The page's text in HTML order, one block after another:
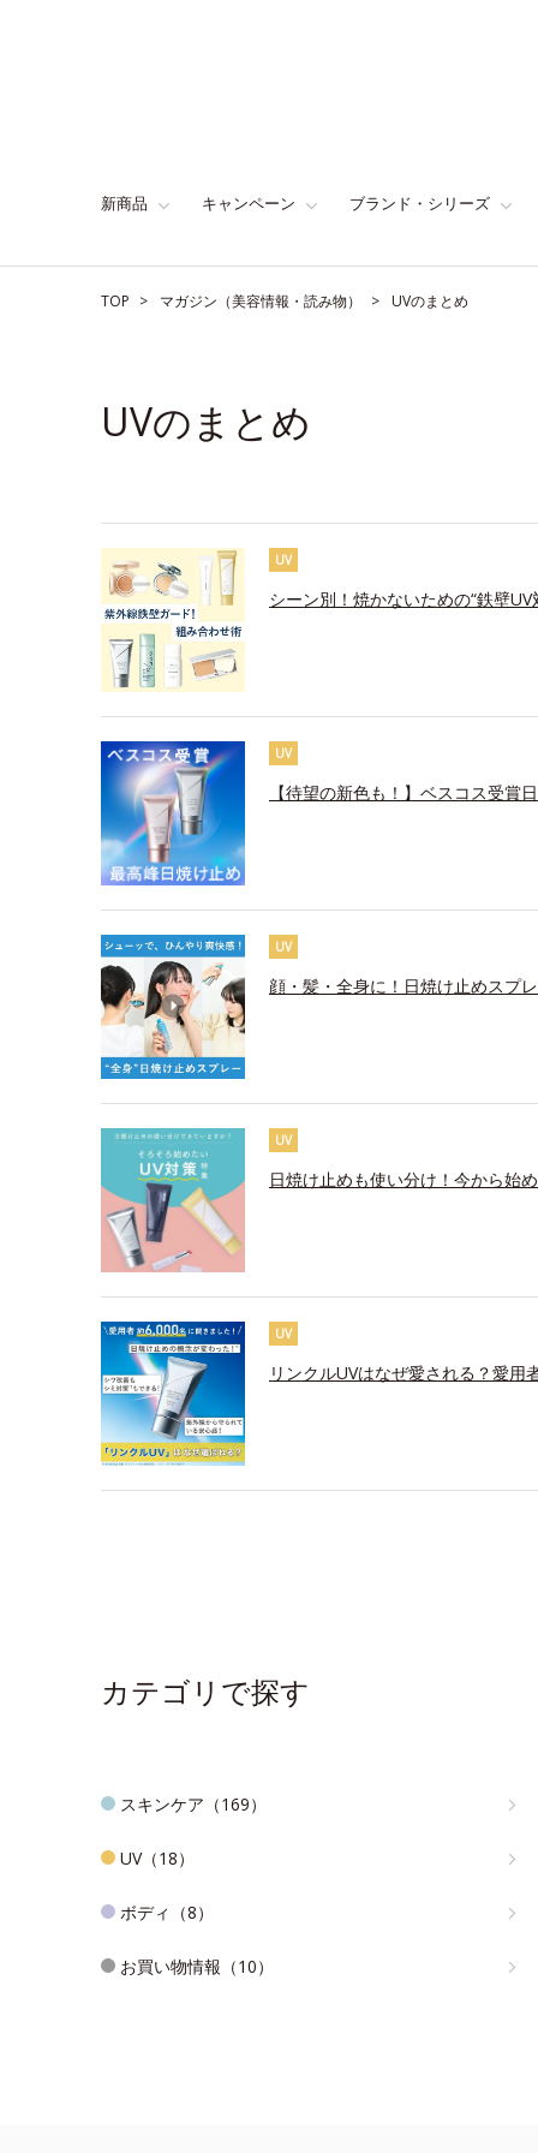
新商品 キャンペーン ブランド・シリーズ
TOP マガジン（美容情報・読み物） UVのまとめ
UVのまとめ
UV
シーン別！焼かないための“鉄壁
UV
【待望の新色も！】ベスコス受賞
UV
顔・髪・全身に！日焼け止めスプ
UV
日焼け止めも使い分け！今から始
UV
リンクルUVはなぜ愛される？愛
カテゴリで探す
スキンケア（169）
UV（18）
ボディ（8）
お買い物情報（10）